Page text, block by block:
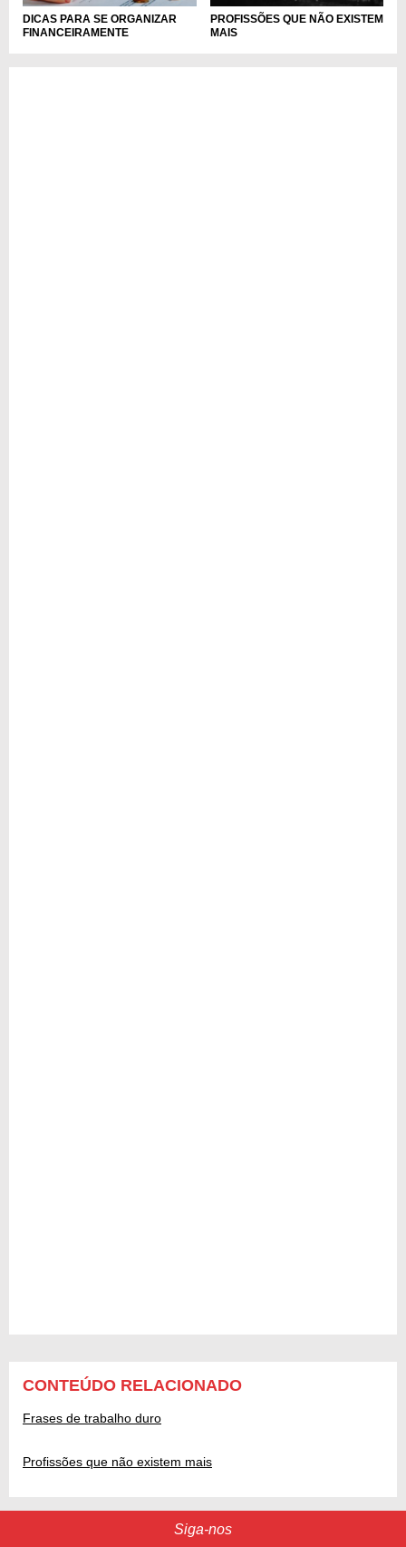
DICAS PARA SE ORGANIZAR
FINANCEIRAMENTE
PROFISSÕES QUE NÃO EXISTEM
MAIS
CONTEÚDO RELACIONADO
Frases de trabalho duro
Profissões que não existem mais
Siga-nos